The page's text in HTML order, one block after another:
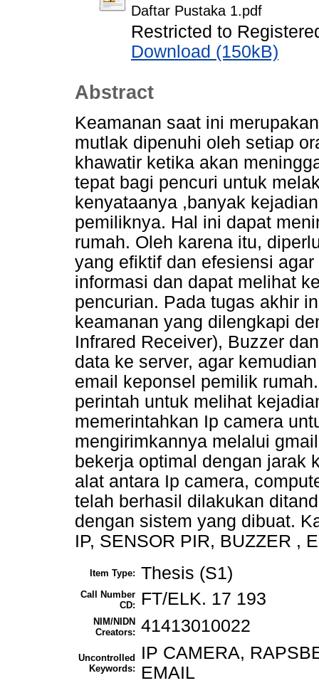
Daftar Pustaka 1.pdf
Restricted to
Download (150kB)
Abstract
Keamanan saat ini
mutlak dipenuhi oleh setiap
khawatir ketika akan
tepat bagi pencuri untuk
kenyataanya ,banyak
pemiliknya. Hal ini dapat
rumah. Oleh karena itu,
yang efiktif dan efesiensi
informasi dan dapat melihat
pencurian. Pada tugas akhir
keamanan yang dilengkapi
Infrared Receiver), Buzzer
data ke server, agar
email keponsel pemilik
perintah untuk melihat
memerintahkan Ip camera
mengirimkannya melalui
bekerja optimal dengan jarak
alat antara Ip camera,
telah berhasil dilakukan
dengan sistem yang dibuat.
IP, SENSOR PIR, BUZZER ,
Item Type: Thesis (S1)
Call Number
CD:
FT/ELK. 17 193
NIM/NIDN
Creators: 41413010022
Uncontrolled
Keywords:
IP CAMERA,
EMAIL